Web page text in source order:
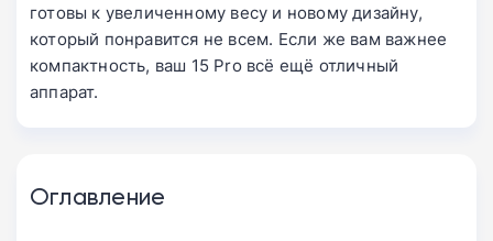
готовы к увеличенному весу и новому дизайну,
который понравится не всем. Если же вам важнее
компактность, ваш 15 Pro всё ещё отличный
аппарат.
Оглавление